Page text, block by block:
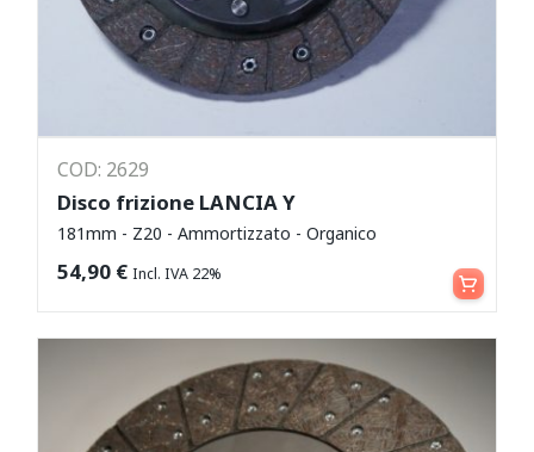
COD: 2629
Disco frizione LANCIA Y
181mm - Z20 - Ammortizzato - Organico
54,90 € Incl. IVA 22% Aggiungi al carrello